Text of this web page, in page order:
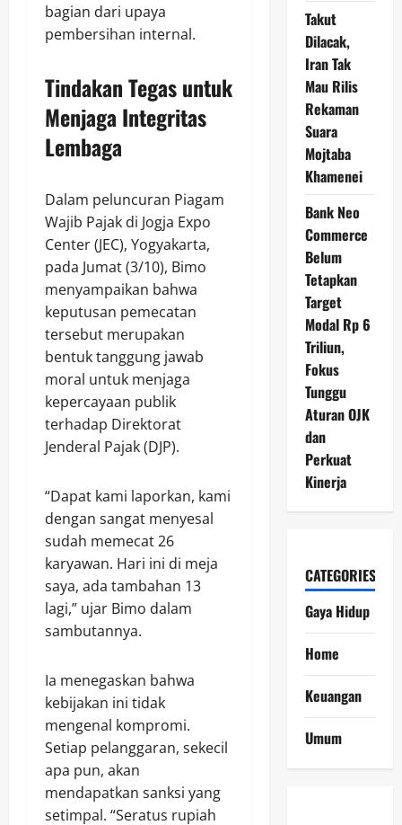
bagian dari upaya
pembersihan internal.
Tindakan Tegas untuk
Menjaga Integritas
Lembaga
Dalam peluncuran Piagam
Wajib Pajak di Jogja Expo
Center (JEC), Yogyakarta,
pada Jumat (3/10), Bimo
menyampaikan bahwa
keputusan pemecatan
tersebut merupakan
bentuk tanggung jawab
moral untuk menjaga
kepercayaan publik
terhadap Direktorat
Jenderal Pajak (DJP).
“Dapat kami laporkan, kami
dengan sangat menyesal
sudah memecat 26
karyawan. Hari ini di meja
saya, ada tambahan 13
lagi,” ujar Bimo dalam
sambutannya.
Ia menegaskan bahwa
kebijakan ini tidak
mengenal kompromi.
Setiap pelanggaran, sekecil
apa pun, akan
mendapatkan sanksi yang
setimpal. “Seratus rupiah
Takut
Dilacak,
Iran Tak
Mau Rilis
Rekaman
Suara
Mojtaba
Khamenei
Bank Neo
Commerce
Belum
Tetapkan
Target
Modal Rp 6
Triliun,
Fokus
Tunggu
Aturan OJK
dan
Perkuat
Kinerja
CATEGORIES
Gaya Hidup
Home
Keuangan
Umum